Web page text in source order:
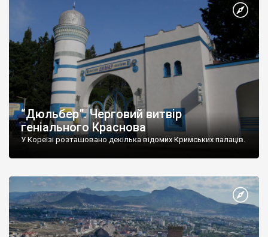
“Дюльбер”. Черговий витвір
геніального Краснова
У Кореїзі розташовано декілька відомих Кримських палаців.